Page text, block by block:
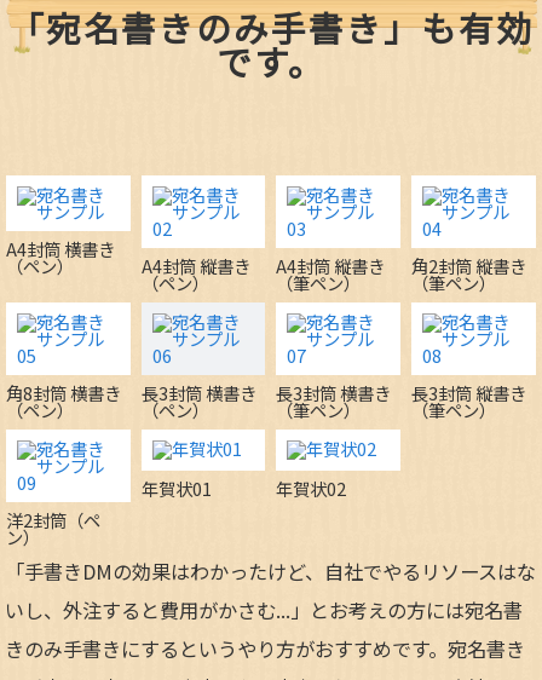
「宛名書きのみ手書き」も有効
です。
A4封筒 横書き
（ペン） A4封筒 縦書き
（ペン）
A4封筒 縦書き
（筆ペン）
角2封筒 縦書き
（筆ペン）
角8封筒 横書き
（ペン）
長3封筒 横書き
（ペン）
長3封筒 横書き
（筆ペン）
長3封筒 縦書き
（筆ペン）
洋2封筒（ペ
ン）
年賀状01 年賀状02
「手書きDMの効果はわかったけど、自社でやるリソースはな
いし、外注すると費用がかさむ...」とお考えの方には宛名書
きのみ手書きにするというやり方がおすすめです。宛名書き